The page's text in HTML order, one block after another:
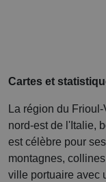
Cartes et
La région du
nord-est de l'Italie,
est célèbre pour
montagnes,
ville portuaire avec